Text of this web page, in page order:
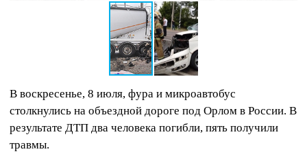
В воскресенье, 8 июля, фура и микроавтобус
столкнулись на объездной дороге под Орлом в России. В
результате ДТП два человека погибли, пять получили
травмы.